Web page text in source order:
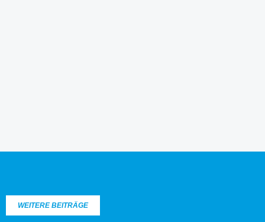
WEITERE BEITRÄGE